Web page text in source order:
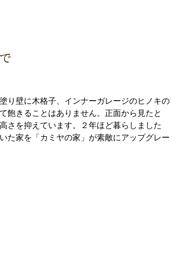
り壁に木格子、インナーガレージのヒノキの
飽きることはありません。正面から見たと
さを抑えています。２年ほど暮らしました
た家を「カミヤの家」が素敵にアップグレー